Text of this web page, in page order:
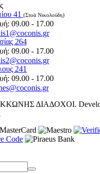
41 (Στοά Νικολούδη)
09.00 - 17.00
264
09.00 - 17.00
241
09.00 - 17.00
ΔΙΑΔΟΧΟΙ.